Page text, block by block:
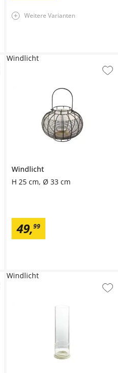
Weitere Varianten
Windlicht
H 25 cm, Ø 33 cm
49,99
Windlicht
Windlicht